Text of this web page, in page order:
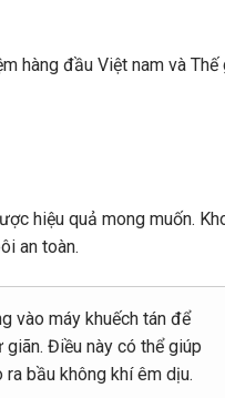
hàng đầu Việt nam và Thế
hiệu quả mong muốn.
an toàn.
vào máy khuếch tán để
giãn. Điều này có thể giúp
bầu không khí êm dịu.